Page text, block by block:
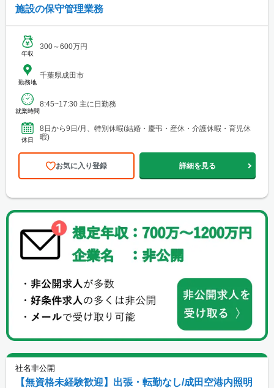
施設の保守管理業務
年収
300～600万円
勤務地
千葉県成田市
就業時間
8:45~17:30 主に日勤務
休日
8日から9日/月、特別休暇(結婚・慶弔・産休・介護休暇・育児休
暇)
お気に入り登録 詳細を見る
社名非公開
【無資格未経験歓迎】出張・転勤なし/成田空港内照明